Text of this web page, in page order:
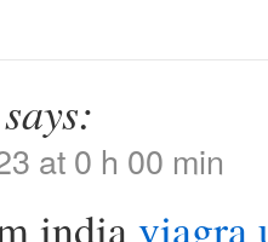
says:
at 0 h 00 min
indiaviagra